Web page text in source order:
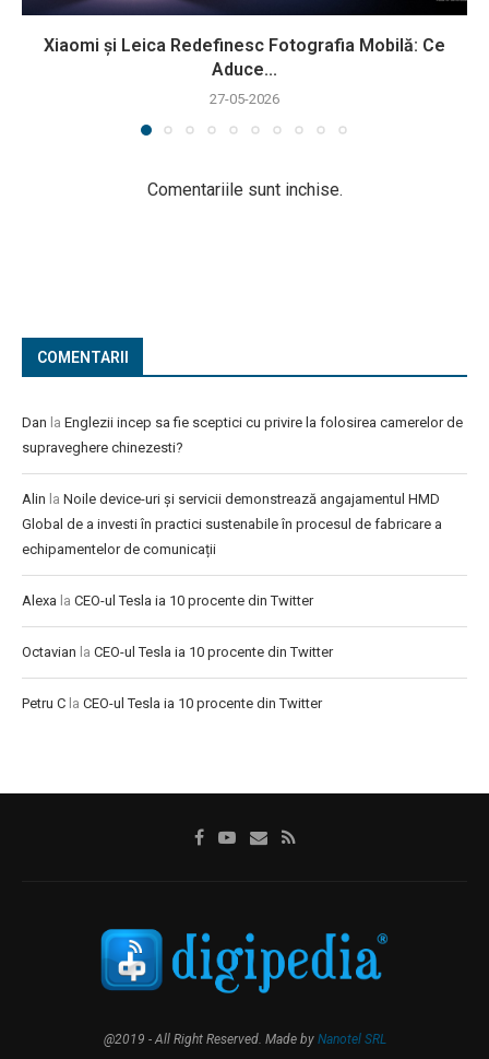
Xiaomi și Leica Redefinesc Fotografia Mobilă: Ce
Aduce...
27-05-2026
Comentariile sunt inchise.
COMENTARII
Dan la Englezii incep sa fie sceptici cu privire la folosirea camerelor de
supraveghere chinezesti?
Alin la Noile device-uri și servicii demonstrează angajamentul HMD
Global de a investi în practici sustenabile în procesul de fabricare a
echipamentelor de comunicații
Alexa la CEO-ul Tesla ia 10 procente din Twitter
Octavian la CEO-ul Tesla ia 10 procente din Twitter
Petru C la CEO-ul Tesla ia 10 procente din Twitter
@2019 - All Right Reserved. Made by Nanotel SRL